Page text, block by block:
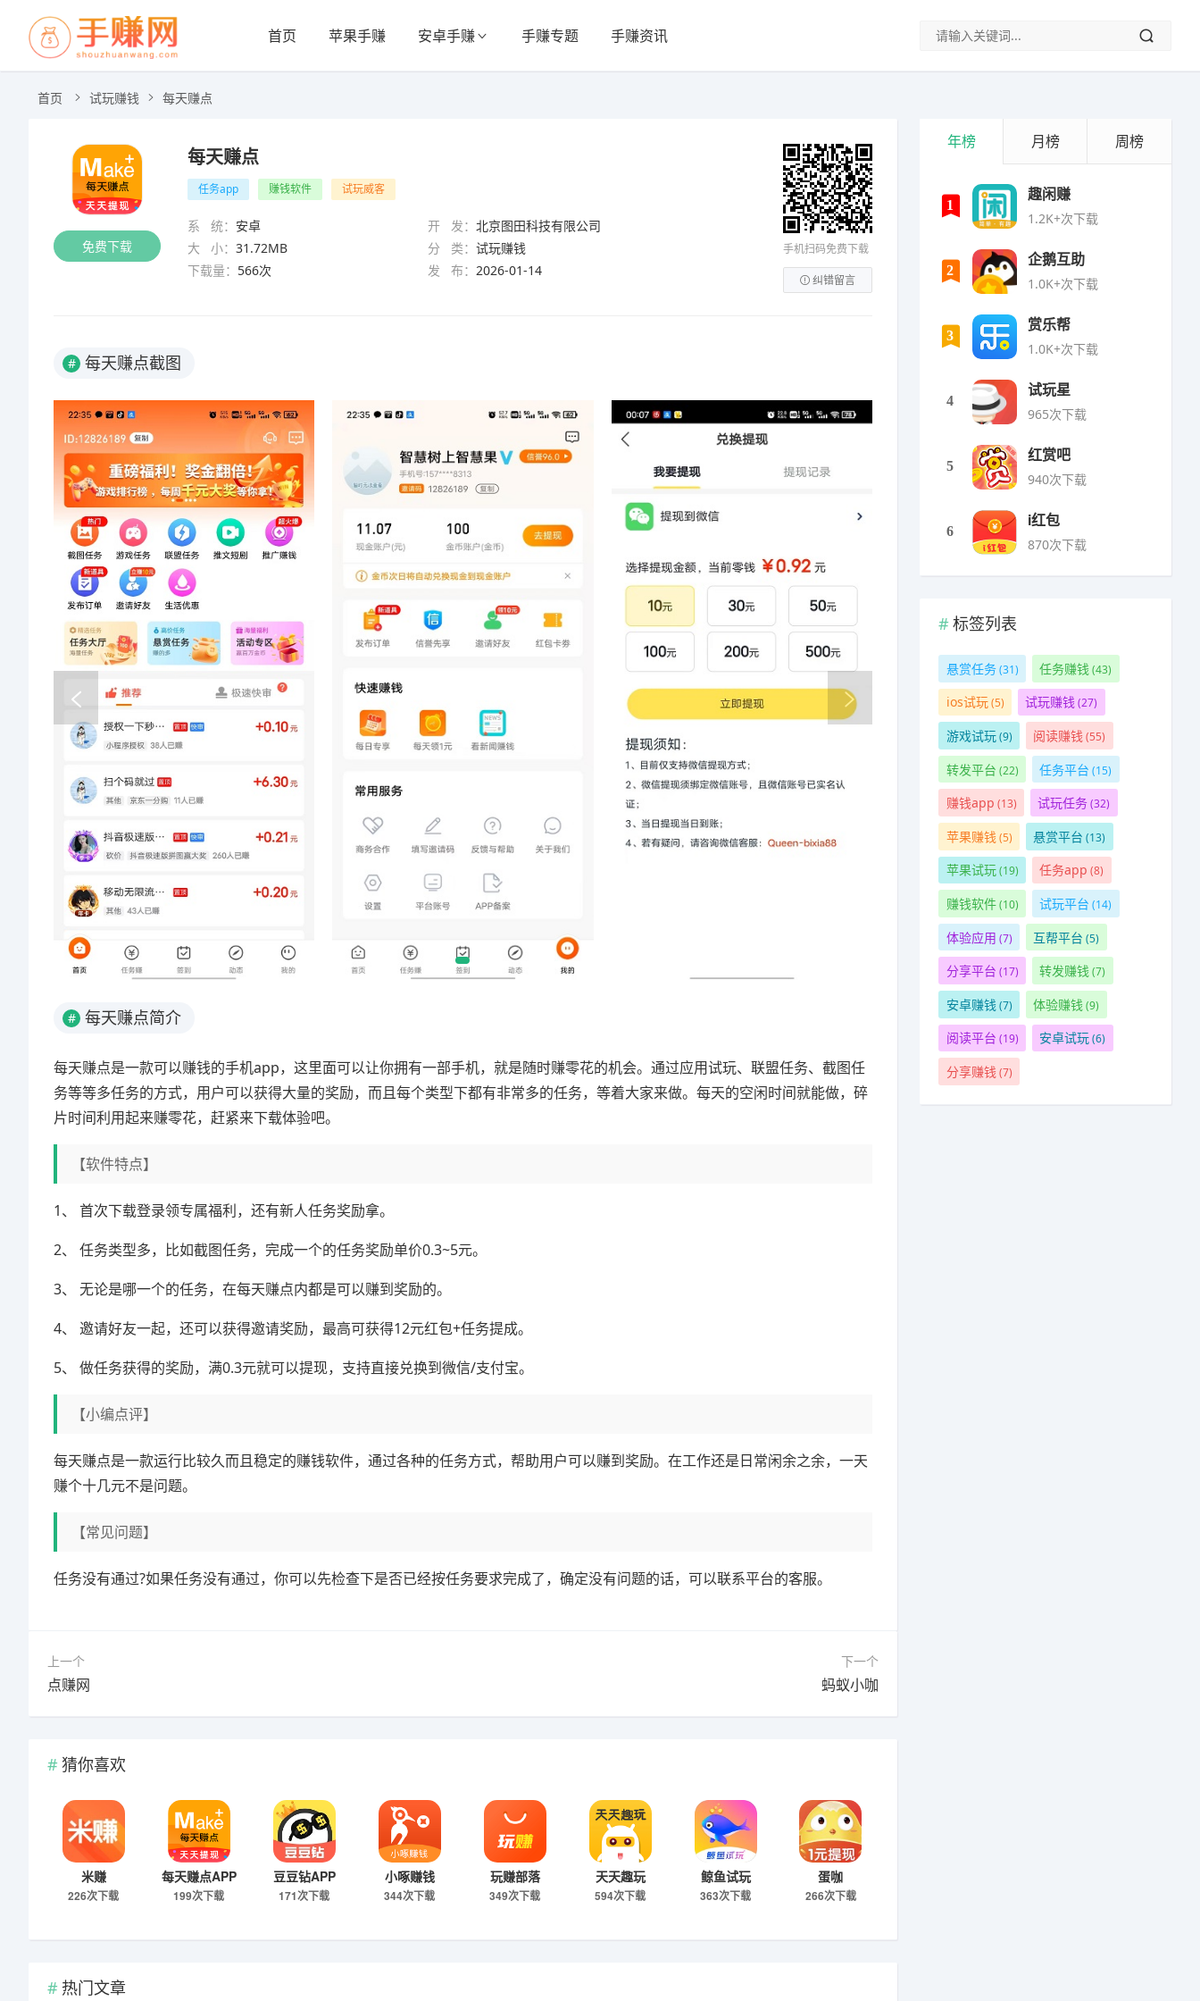
首页 苹果手赚 安卓手赚 手赚专题 手赚资讯
首页 试玩赚钱 每天赚点
免费下载
每天赚点
任务app 赚钱软件 试玩威客
系 统： 安卓 开 发： 北京图田科技有限公司
大 小： 31.72MB 分 类： 试玩赚钱
下载量： 566次 发 布： 2026-01-14
手机扫码免费下载
纠错留言
# 每天赚点截图
# 每天赚点简介
每天赚点是一款可以赚钱的手机app，这里面可以让你拥有一部手机，就是随时赚零花的机会。通过应用试玩、联盟任务、截图任
务等等多任务的方式，用户可以获得大量的奖励，而且每个类型下都有非常多的任务，等着大家来做。每天的空闲时间就能做，碎
片时间利用起来赚零花，赶紧来下载体验吧。
【软件特点】
1、 首次下载登录领专属福利，还有新人任务奖励拿。
2、 任务类型多，比如截图任务，完成一个的任务奖励单价0.3~5元。
3、 无论是哪一个的任务，在每天赚点内都是可以赚到奖励的。
4、 邀请好友一起，还可以获得邀请奖励，最高可获得12元红包+任务提成。
5、 做任务获得的奖励，满0.3元就可以提现，支持直接兑换到微信/支付宝。
【小编点评】
每天赚点是一款运行比较久而且稳定的赚钱软件，通过各种的任务方式，帮助用户可以赚到奖励。在工作还是日常闲余之余，一天
赚个十几元不是问题。
【常见问题】
任务没有通过?如果任务没有通过，你可以先检查下是否已经按任务要求完成了，确定没有问题的话，可以联系平台的客服。
上一个
点赚网
下一个
蚂蚁小咖
猜你喜欢
米赚
226次下载
每天赚点APP
199次下载
豆豆钻APP
171次下载
小啄赚钱
344次下载
玩赚部落
349次下载
天天趣玩
594次下载
鲸鱼试玩
363次下载
蛋咖
266次下载
热门文章
年榜 月榜 周榜
1
趣闲赚
1.2K+次下载
2
企鹅互助
1.0K+次下载
3
赏乐帮
1.0K+次下载
4
试玩星
965次下载
5
红赏吧
940次下载
6
i红包
870次下载
标签列表
悬赏任务(31) 任务赚钱 (43)
ios试玩(5) 试玩赚钱 (27)
游戏试玩(9) 阅读赚钱 (55)
转发平台 (22) 任务平台 (15)
赚钱app (13) 试玩任务(32)
苹果赚钱(5) 悬赏平台 (13)
苹果试玩(19) 任务app (8)
赚钱软件(10) 试玩平台 (14)
体验应用 (7) 互帮平台 (5)
分享平台 (17) 转发赚钱 (7)
安卓赚钱(7) 体验赚钱 (9)
阅读平台 (19) 安卓试玩(6)
分享赚钱 (7)